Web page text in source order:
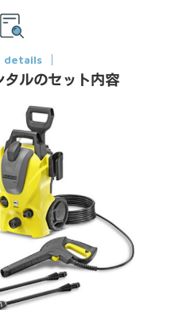
details
タルのセット内容